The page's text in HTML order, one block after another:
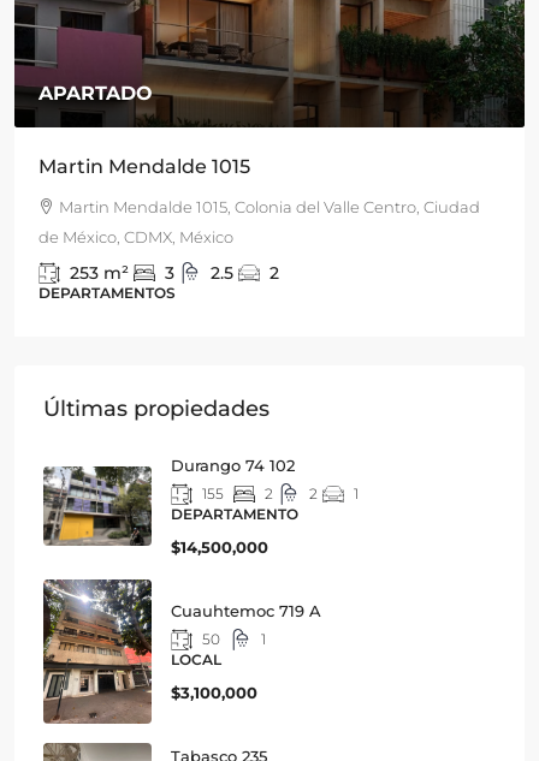
$15,900,000/MN
San Francisco 1843, Actipan
San Francisco 1843, Actipan, Benito Juárez, 03230 Ciudad
de México, CDMX, México
330 m2 3 3 4
DEPARTAMENTO
Últimas propiedades
Durango 74 102
155 2 2
1
DEPARTAMENTO
$14,500,000
Cuauhtemoc 719 A
50
1
LOCAL
$3,100,000
Tabasco 235